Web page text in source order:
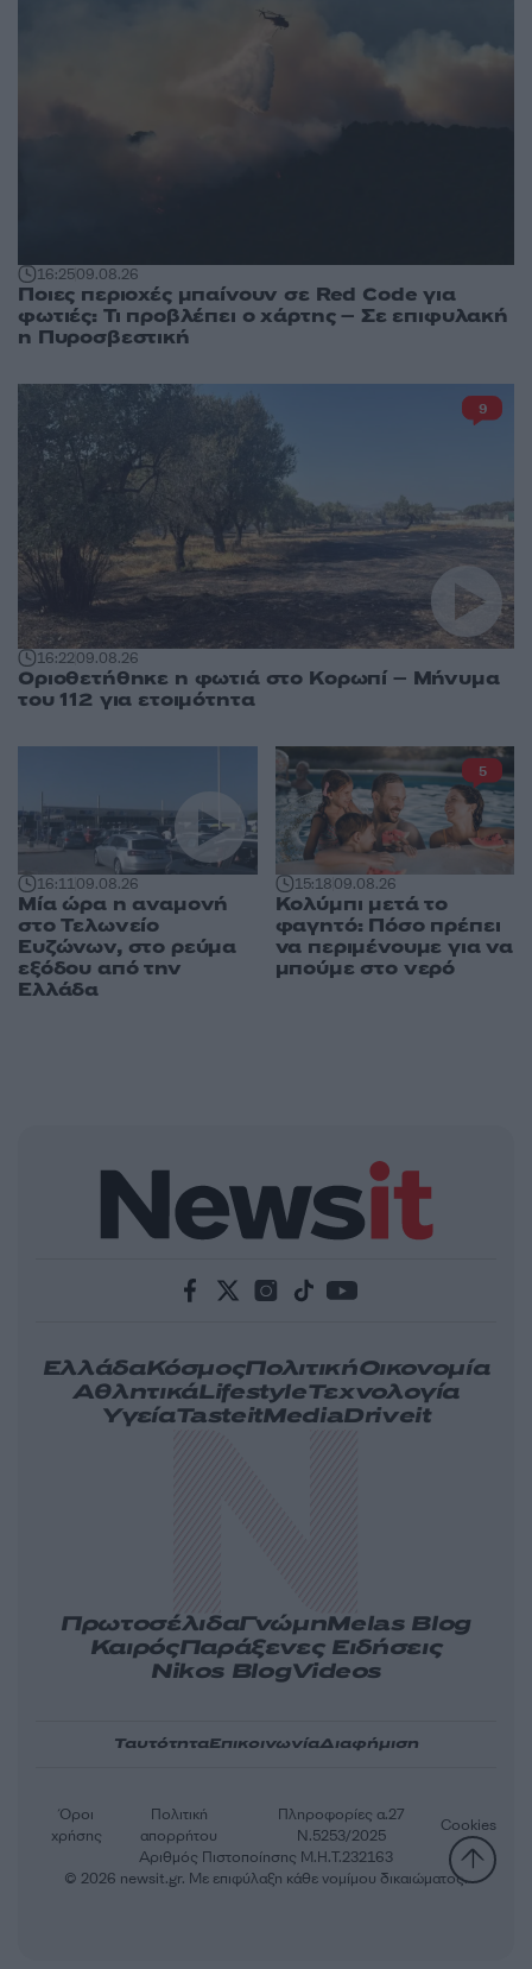
16:2509.08.26
Ποιες περιοχές μπαίνουν σε Red Code για
φωτιές: Τι προβλέπει ο χάρτης – Σε επιφυλακή
η Πυροσβεστική
16:2209.08.26
Οριοθετήθηκε η φωτιά στο Κορωπί – Μήνυμα
του 112 για ετοιμότητα
9
16:1109.08.26
Μία ώρα η αναμονή
στο Τελωνείο
Ευζώνων, στο ρεύμα
εξόδου από την
Ελλάδα
15:1809.08.26
Κολύμπι μετά το
φαγητό: Πόσο πρέπει
να περιμένουμε για να
μπούμε στο νερό
5
ΕλλάδαΚόσμοςΠολιτικήΟικονομία
ΑθλητικάLifestyleΤεχνολογία
ΥγείαTasteitMediaDriveit
ΠρωτοσέλιδαΓνώμηMelas Blog
ΚαιρόςΠαράξενες Ειδήσεις
Nikos BlogVideos
ΤαυτότηταΕπικοινωνίαΔιαφήμιση
Αριθμός Πιστοποίησης Μ.Η.Τ.232163
Όροι
χρήσης
Πολιτική
απορρήτου
Πληροφορίες α.27
Ν.5253/2025
Cookies
© 2026 newsit.gr. Με επιφύλαξη κάθε νομίμου δικαιώματος.